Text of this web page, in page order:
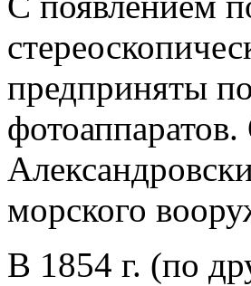
предприняты
морского
В 1854 г. (по